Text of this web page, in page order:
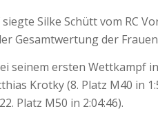
Silke Schütt vom RC
Gesamtwertung der Frauen
seinem ersten Wettkampf
Krotky (8. Platz M40 in
Platz M50 in 2:04:46).